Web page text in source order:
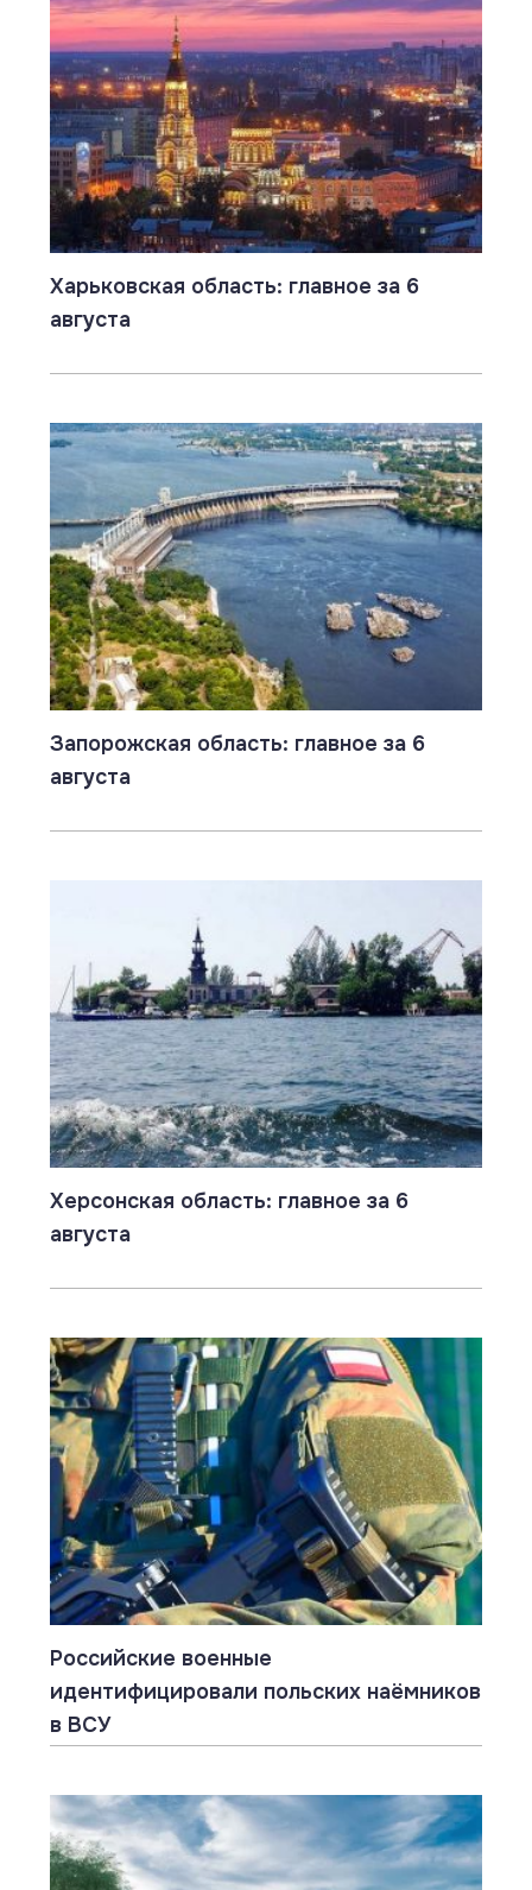
Харьковская область: главное за 6
августа
Запорожская область: главное за 6
августа
Херсонская область: главное за 6
августа
Российские военные
идентифицировали польских наёмников
в ВСУ